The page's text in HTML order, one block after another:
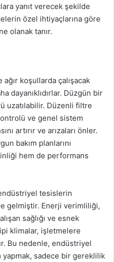
yanıt verecek şekilde
özel ihtiyaçlarına göre
olanak tanır.
koşullarda çalışacak
dayanıklıdırlar. Düzgün bir
uzatılabilir. Düzenli filtre
ve genel sistem
artırır ve arızaları önler.
bakım planlarını
hem de performans
tesislerin
gelmiştir. Enerji verimliliği,
sağlığı ve esnek
klimalar, işletmelere
Bu nedenle, endüstriyel
yapmak, sadece bir gereklilik